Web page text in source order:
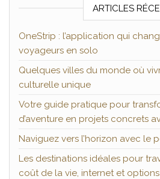
ARTICLES
OneStrip : l’application qui
voyageurs en solo
Quelques villes du monde où
culturelle unique
Votre guide pratique pour
d’aventure en projets concrets
Naviguez vers l’horizon avec le
Les destinations idéales pour
coût de la vie, internet et